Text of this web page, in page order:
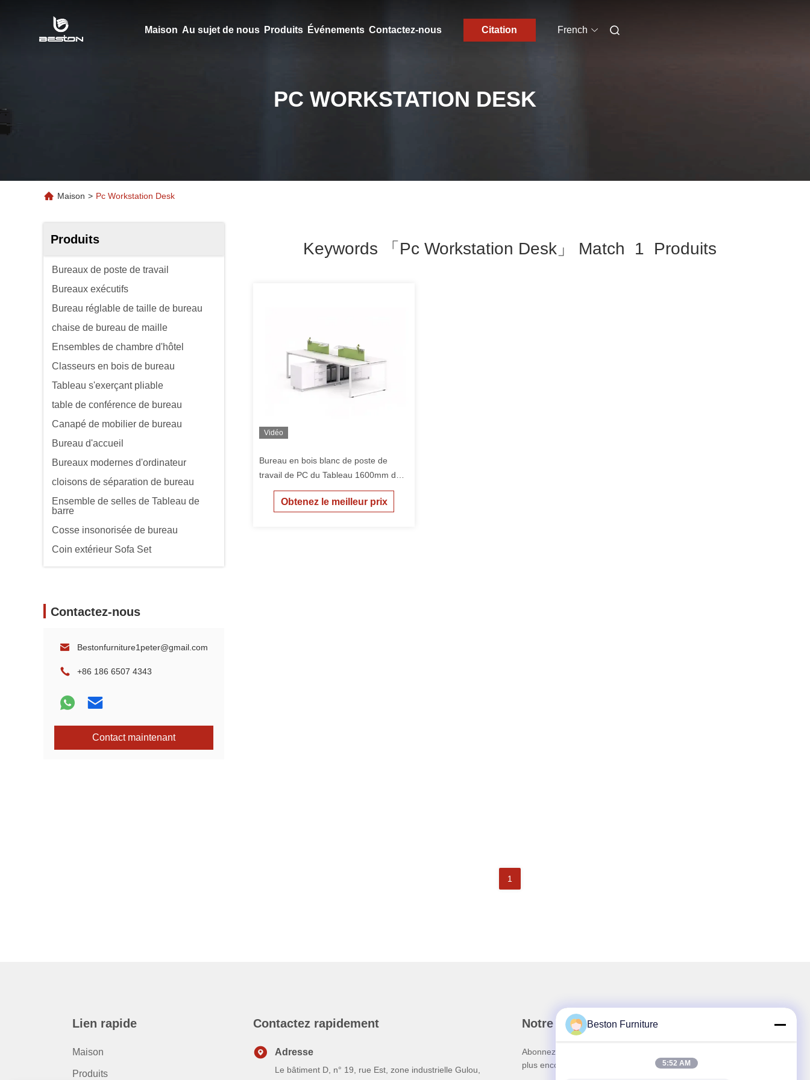
Maison Au sujet de nous Produits Événements Contactez-nous Citation French
PC WORKSTATION DESK
Maison > Pc Workstation Desk
Produits
Bureaux de poste de travail
Bureaux exécutifs
Bureau réglable de taille de bureau
chaise de bureau de maille
Ensembles de chambre d'hôtel
Classeurs en bois de bureau
Tableau s'exerçant pliable
table de conférence de bureau
Canapé de mobilier de bureau
Bureau d'accueil
Bureaux modernes d'ordinateur
cloisons de séparation de bureau
Ensemble de selles de Tableau de
barre
Cosse insonorisée de bureau
Coin extérieur Sofa Set
Contactez-nous
Bestonfurniture1peter@gmail.com
+86 186 6507 4343
Contact maintenant
Keywords 「pc Workstation Desk」 Match 1 Produits
Vidéo
Bureau en bois blanc de poste de
travail de PC du Tableau 1600mm de
personnel de bureau de manière du
blanc 4 avec le panneau de forces de
Obtenez le meilleur prix
1
Lien rapide
Maison
Produits
Contactez rapidement
Adresse
Le bâtiment D, n° 19, rue Est, zone industrielle Gulou,
Notre newsletter
Abonnez-vous à notre newsletter pour des réductions et
plus encore.
Beston Furniture
5:52 AM